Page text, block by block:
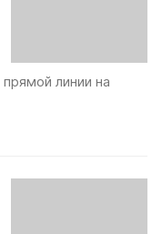
линии на